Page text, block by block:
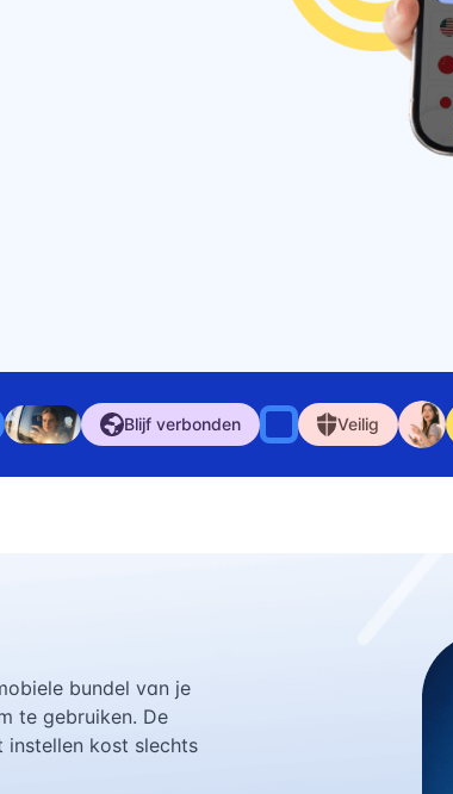
Blijf verbonden Veilig
bundel van je
te gebruiken. De
instellen kost slechts